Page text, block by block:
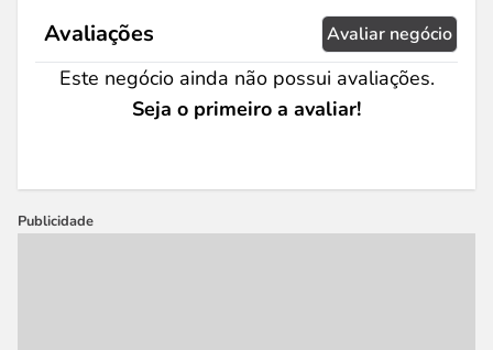
Avaliações Avaliar negócio
Este negócio ainda não possui avaliações.
Seja o primeiro a avaliar!
Publicidade